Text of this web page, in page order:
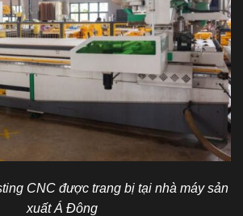
CNC được trang bị tại nhà máy sản
xuất Á Đông